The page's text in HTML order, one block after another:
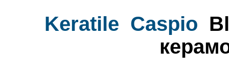
Keratile Caspio